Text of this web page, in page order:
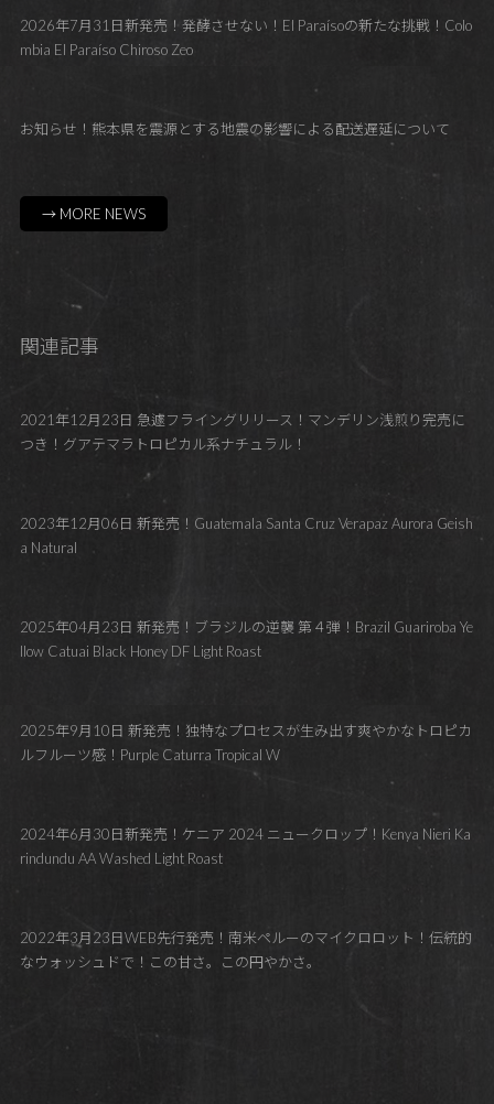
2026年7月31日新発売！発酵させない！El Paraísoの新たな挑戦！Colo
mbia El Paraíso Chiroso Zeo
お知らせ！熊本県を震源とする地震の影響による配送遅延について
→ MORE NEWS
関連記事
2021年12月23日 急遽フライングリリース！マンデリン浅煎り完売に
つき！グアテマラトロピカル系ナチュラル！
2023年12月06日 新発売！Guatemala Santa Cruz Verapaz Aurora Geish
a Natural
2025年04月23日 新発売！ブラジルの逆襲 第４弾！Brazil Guariroba Ye
llow Catuai Black Honey DF Light Roast
2025年9月10日 新発売！独特なプロセスが生み出す爽やかなトロピカ
ルフルーツ感！Purple Caturra Tropical W
2024年6月30日新発売！ケニア 2024 ニュークロップ！Kenya Nieri Ka
rindundu AA Washed Light Roast
2022年3月23日WEB先行発売！南米ペルーのマイクロロット！伝統的
なウォッシュドで！この甘さ。この円やかさ。